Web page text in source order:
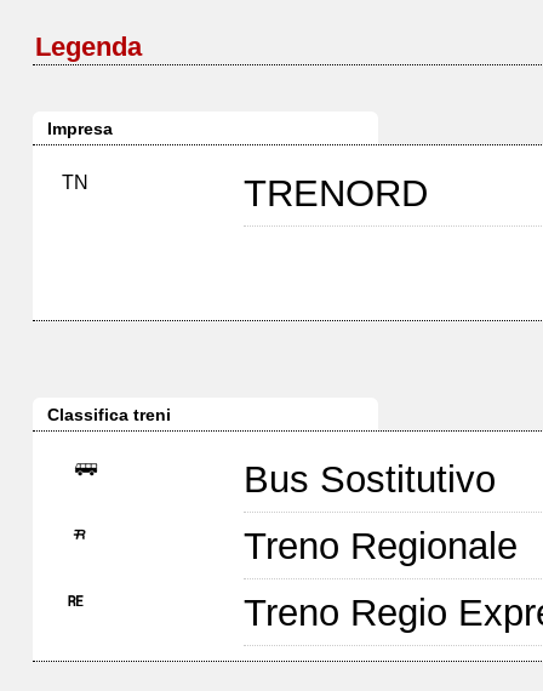
Legenda
Impresa
TN TRENORD
Classifica treni
Bus Sostitutivo
Treno Regionale
Treno Regio